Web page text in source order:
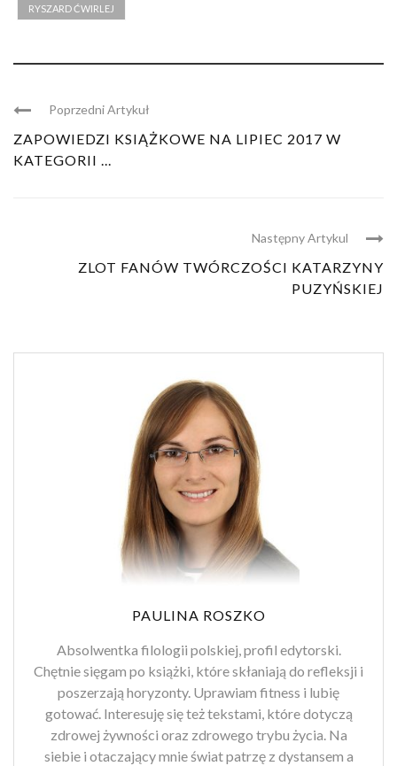
RYSZARD ĆWIRLEJ
Poprzedni Artykuł
ZAPOWIEDZI KSIĄŻKOWE NA LIPIEC 2017 W
KATEGORII ...
Następny Artykul
ZLOT FANÓW TWÓRCZOŚCI KATARZYNY
PUZYŃSKIEJ
PAULINA ROSZKO
Absolwentka filologii polskiej, profil edytorski.
Chętnie sięgam po książki, które skłaniają do refleksji i
poszerzają horyzonty. Uprawiam fitness i lubię
gotować. Interesuję się też tekstami, które dotyczą
zdrowej żywności oraz zdrowego trybu życia. Na
siebie i otaczający mnie świat patrzę z dystansem a